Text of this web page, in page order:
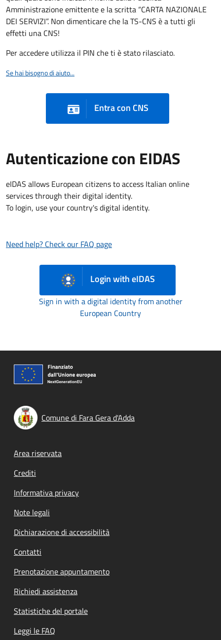
Amministrazione emittente e la scritta “CARTA NAZIONALE
DEI SERVIZI”. Non dimenticare che la TS-CNS è a tutti gli
effetti una CNS!
Per accedere utilizza il PIN che ti è stato rilasciato.
Se hai bisogno di aiuto...
Entra con CNS
Autenticazione con EIDAS
eIDAS allows European citizens to access Italian online
services through their digital identity.
To login, use your country's digital identity.
Need help? Check our FAQ page
Login with eIDAS
Sign in with a digital identity from another
European Country
Comune di Fara Gera d'Adda
Footer menu
Area riservata
Crediti
Informativa privacy
Note legali
Dichiarazione di accessibilità
Contatti
Prenotazione appuntamento
Richiedi assistenza
Statistiche del portale
Leggi le FAQ